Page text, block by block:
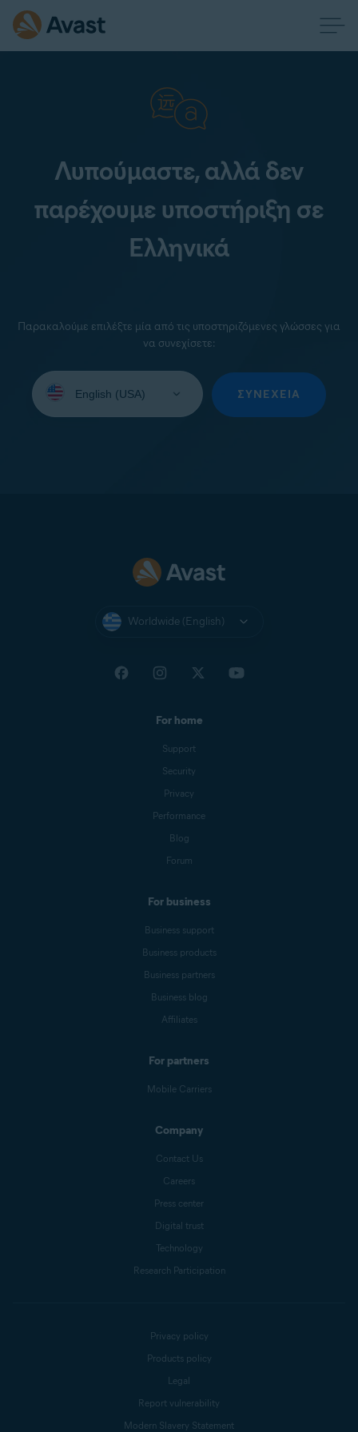
Λυπούμαστε, αλλά δεν
παρέχουμε υποστήριξη σε
Ελληνικά
Παρακαλούμε επιλέξτε μία από τις υποστηριζόμενες γλώσσες για
να συνεχίσετε:
your
ΣΥΝΈΧΕΙΑ
Worldwide (English)
For home
Support
Security
Privacy
Performance
Blog
Forum
For business
Business support
Business products
Business partners
Business blog
Affiliates
For partners
Mobile Carriers
Company
Contact Us
Careers
Press center
Digital trust
Technology
Research Participation
Privacy policy
Products policy
Legal
Report vulnerability
Modern Slavery Statement